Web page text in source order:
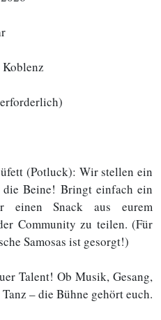
Koblenz
(Potluck): Wir stellen ein
Beine! Bringt einfach ein
einen Snack aus eurem
Community zu teilen. (Für
Samosas ist gesorgt!)
Talent! Ob Musik, Gesang,
– die Bühne gehört euch.